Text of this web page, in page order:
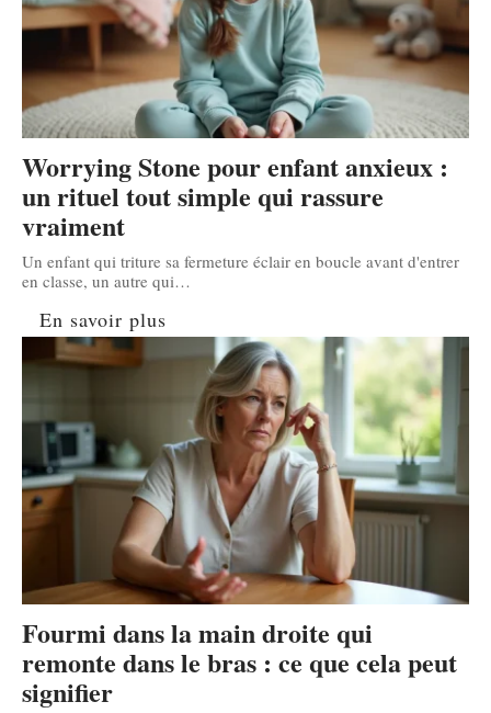
Worrying Stone pour enfant anxieux :
un rituel tout simple qui rassure
vraiment
Un enfant qui triture sa fermeture éclair en boucle avant d'entrer
en classe, un autre qui…
En savoir plus
Fourmi dans la main droite qui
remonte dans le bras : ce que cela peut
signifier